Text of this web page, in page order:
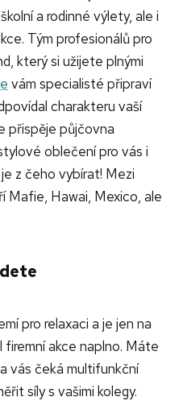
a rodinné výlety, ale i
Tým profesionálů pro
který si užijete plnými
vám specialisté připraví
charakteru vaší
přispěje půjčovna
oblečení pro vás i
z čeho vybírat! Mezi
Mafie, Hawai, Mexico, ale
pro relaxaci a je jen na
akce naplno. Máte
vás čeká multifunkční
síly s vašimi kolegy.